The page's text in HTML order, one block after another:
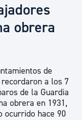
obrera
de
a los 7
de la Guardia
obrera en 1931,
ocurrido hace 90